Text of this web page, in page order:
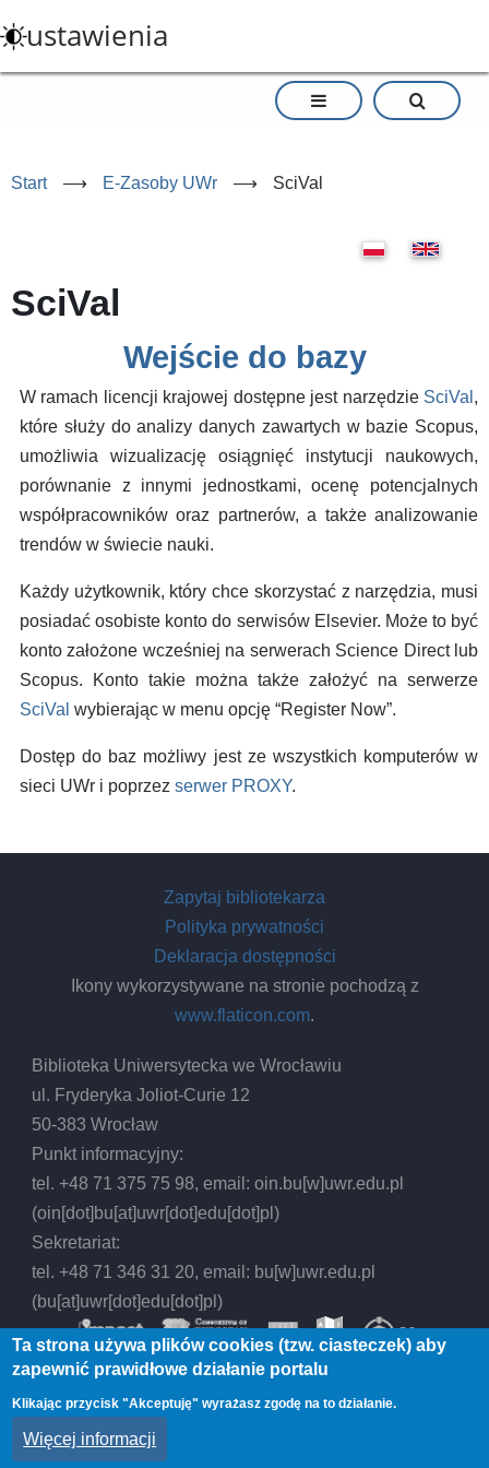
do
treści
ustawienia
Start ⟶ E-Zasoby UWr ⟶ SciVal
SciVal
Wejście do bazy
W ramach licencji krajowej dostępne jest narzędzie SciVal ,
które służy do analizy danych zawartych w bazie Scopus,
umożliwia wizualizację osiągnięć instytucji naukowych,
porównanie z innymi jednostkami, ocenę potencjalnych
współpracowników oraz partnerów, a także analizowanie
trendów w świecie nauki.
Każdy użytkownik, który chce skorzystać z narzędzia, musi
posiadać osobiste konto do serwisów Elsevier. Może to być
konto założone wcześniej na serwerach Science Direct lub
Scopus. Konto takie można także założyć na serwerze
SciVal wybierając w menu opcję “Register Now”.
Dostęp do baz możliwy jest ze wszystkich komputerów w
sieci UWr i poprzez serwer PROXY.
Zapytaj bibliotekarza
Polityka prywatności
Deklaracja dostępności
Ikony wykorzystywane na stronie pochodzą z
www.flaticon.com.
Biblioteka Uniwersytecka we Wrocławiu
ul. Fryderyka Joliot-Curie 12
50-383 Wrocław
Punkt informacyjny:
tel. +48 71 375 75 98, email:oin.bu[w]uwr.edu.pl
(oin[dot]bu[at]uwr[dot]edu[dot]pl)
Sekretariat:
tel. +48 71 346 31 20, email: bu[w]uwr.edu.pl
(bu[at]uwr[dot]edu[dot]pl)
© 2026 Biblioteka Uniwersytecka we Wrocławiu,
All rights reserved.
Ta strona używa plików cookies (tzw. ciasteczek) aby
zapewnić prawidłowe działanie portalu
Klikając przycisk "Akceptuję" wyrażasz zgodę na to działanie.
Więcej informacji